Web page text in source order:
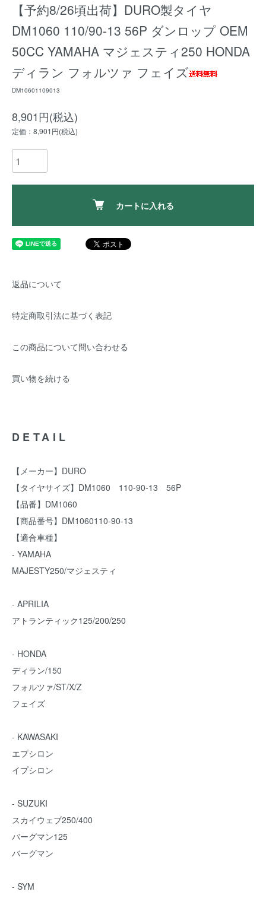
【予約8/26頃出荷】DURO製タイヤ
DM1060 110/90-13 56P ダンロップ OEM
50CC YAMAHA マジェスティ250 HONDA
ディラン フォルツァ フェイズ
DM10601109013
8,901円(税込)
定価：8,901円(税込)
カートに入れる
返品について
特定商取引法に基づく表記
この商品について問い合わせる
買い物を続ける
DETAIL
【メーカー】DURO
【タイヤサイズ】DM1060 110-90-13 56P
【品番】DM1060
【商品番号】DM1060110-90-13
【適合車種】
- YAMAHA
MAJESTY250/マジェスティ
- APRILIA
アトランティック125/200/250
- HONDA
ディラン/150
フォルツァ/ST/X/Z
フェイズ
- KAWASAKI
エプシロン
イプシロン
- SUZUKI
スカイウェブ250/400
バーグマン125
バーグマン
- SYM